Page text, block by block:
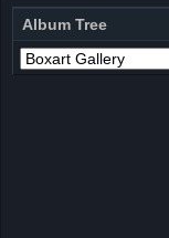
Album Tree